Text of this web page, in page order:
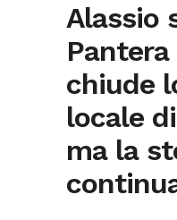
Alassio
Pantera
chiude
locale
ma la